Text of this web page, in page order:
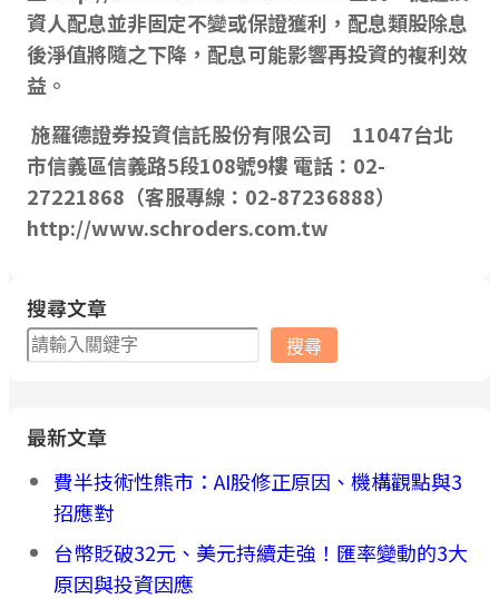
資人配息並非固定不變或保證獲利，配息類股除息
後淨值將隨之下降，配息可能影響再投資的複利效
益。
施羅德證券投資信託股份有限公司 11047台北
市信義區信義路5段108號9樓 電話：02-
27221868（客服專線：02-87236888）
http://www.schroders.com.tw
搜尋文章
搜
尋
搜尋
最新文章
費半技術性熊市：AI股修正原因、機構觀點與3
招應對
台幣貶破32元、美元持續走強！匯率變動的3大
原因與投資因應